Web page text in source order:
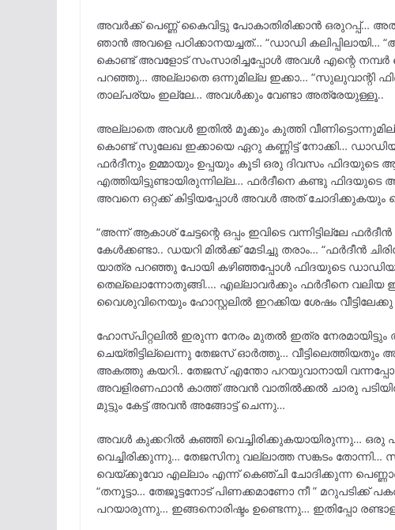
അവർക്ക് പെണ്ണ് കൈവിട്ടു പോകാതിരിക്കാൻ ഒരുറപ്പ്…
ഞാൻ അവളെ പഠിക്കാനയച്ചത്… “ഡാഡി
കൊണ്ട് അവളോട്‌ സംസാരിച്ചപ്പോൾ അവൾ എന്റെ നമ്പർ
പറഞ്ഞു… അല്ലാതെ ഒന്നുമില്ല ഇക്കാ… “സുലുവാന്റി
താല്പര്യം ഇല്ലേ… അവൾക്കും വേണ്ടാ അത്രേയുള്ളൂ..
അല്ലാതെ അവൾ ഇതിൽ മൂക്കും കുത്തി
കൊണ്ട് സുലേഖ ഇക്കായെ ഏറു കണ്ണിട്ട് നോക്കി…
ഫർദീനും ഉമ്മായും ഉപ്പയും കൂടി ഒരു ദിവസം ഫിദയുടെ
എത്തിയിട്ടുണ്ടായിരുന്നില്ല… ഫർദീനെ കണ്ടു ഫിദയുടെ
അവനെ ഒറ്റക്ക് കിട്ടിയപ്പോൾ അവൾ അത്‌ ചോദിക്കുകയും
“അന്ന് ആകാശ് ചേട്ടന്റെ ഒപ്പം ഇവിടെ വന്നിട്ടില്ലേ
കേൾക്കണ്ടാ.. ഡയറി മിൽക്ക് മേടിച്ചു തരാം… “ഫർദീൻ
യാത്ര പറഞ്ഞു പോയി കഴിഞ്ഞപ്പോൾ ഫിദയുടെ
തെല്ലൊന്നോതുങ്ങി…. എല്ലാവർക്കും ഫർദീനെ വലിയ
വൈശുവിനെയും ഹോസ്റ്റലിൽ ഇറക്കിയ ശേഷം
ഹോസ്പിറ്റലിൽ ഇരുന്ന നേരം മുതൽ ഇത്ര
ചെയ്തിട്ടില്ലെന്നു തേജസ്‌ ഓർത്തു…
അകത്തു കയറി.. തേജസ്‌ എന്തോ പറയുവാനായി
അവളിരണഫാൻ കാത്ത് അവൻ വാതിൽക്കൽ ചാരു
മുട്ടും കേട്ട് അവൻ അങ്ങോട്ട്‌ ചെന്നു…
അവൾ കുക്കറിൽ കഞ്ഞി വെച്ചിരിക്കുകയായിരുന്നു… ഒരു
വെച്ചിരിക്കുന്നു… തേജസിനു വല്ലാത്ത സങ്കടം തോന്നി…
വെയ്ക്കുവോ എല്ലാം എന്ന് കെഞ്ചി ചോദിക്കുന്ന
“തനൂട്ടാ… തേജൂട്ടനോട് പിണക്കമാണോ നീ ”
പറയാരുന്നു… ഇങ്ങനൊരിഷ്ടം ഉണ്ടെന്നു… ഇതിപ്പോ